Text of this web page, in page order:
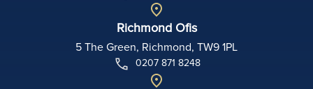
Richmond Ofis
5 The Green, Richmond, TW9 1PL
0207 871 8248